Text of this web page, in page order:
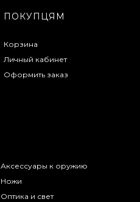
ПОКУПЦЯМ
Корзина
Личный кабинет
Оформить заказ
Аксессуары к оружию
Ножи
Оптика и свет